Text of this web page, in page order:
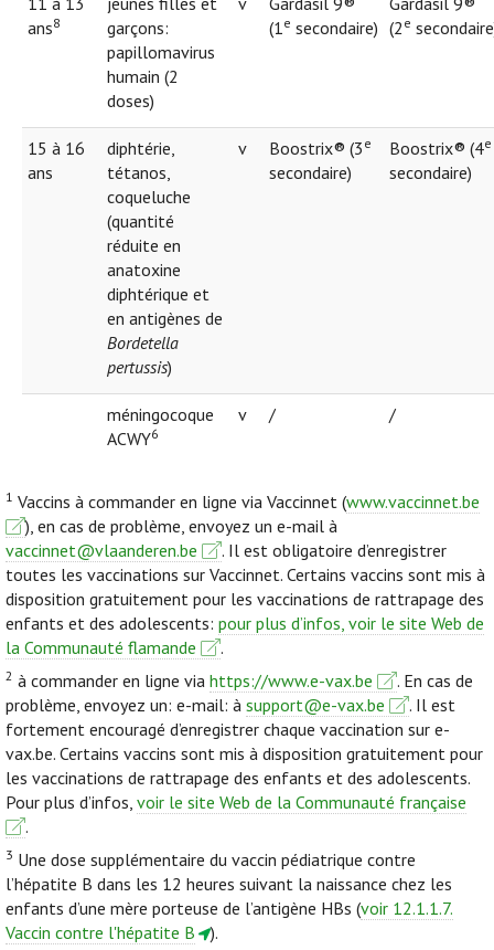
ans8
garçons:
papillomavirus
humain (2
doses)
(1e secondaire) (2 e
15 à 16
ans
diphtérie,
tétanos,
coqueluche
(quantité
réduite en
anatoxine
diphtérique et
en antigènes de
Bordetella
pertussis)
v Boostrix® (3 e
secondaire)
Boostrix® (4e
secondaire)
méningocoque
ACWY6
v / /
1 Vaccins à commander en ligne via Vaccinnet (www.vaccinnet.be
), en cas de problème, envoyez un e-mail à
vaccinnet@vlaanderen.be
. Il est obligatoire d’enregistrer
toutes les vaccinations sur Vaccinnet. Certains vaccins sont mis à
disposition gratuitement pour les vaccinations de rattrapage des
enfants et des adolescents: pour plus d’infos, voir le site Web de
la Communauté flamande
.
2 à commander en ligne via https://www.e-vax.be
. En cas de
problème, envoyez un: e-mail: à support@e-vax.be
. Il est
fortement encouragé d’enregistrer chaque vaccination sur e-
vax.be. Certains vaccins sont mis à disposition gratuitement pour
les vaccinations de rattrapage des enfants et des adolescents.
Pour plus d’infos, voir le site Web de la Communauté française
.
3 Une dose supplémentaire du vaccin pédiatrique contre
l’hépatite B dans les 12 heures suivant la naissance chez les
enfants d’une mère porteuse de l’antigène HBs (voir 12.1.1.7.
Vaccin contre l'hépatite B
).